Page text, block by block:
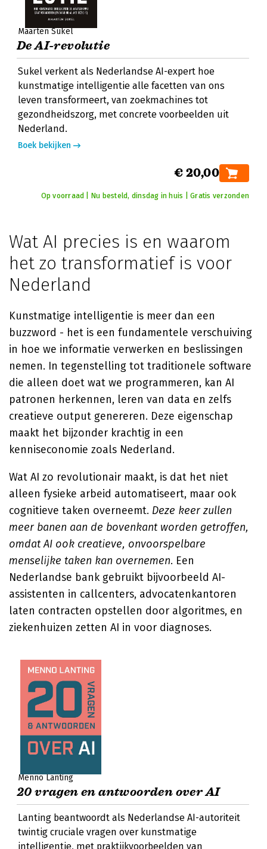
Maarten Sukel
De AI-revolutie
Sukel verkent als Nederlandse AI-expert hoe
kunstmatige intelligentie alle facetten van ons
leven transformeert, van zoekmachines tot
gezondheidszorg, met concrete voorbeelden uit
Nederland.
Boek bekijken
€ 20,00
Op voorraad | Nu besteld, dinsdag in huis | Gratis verzonden
Wat AI precies is en waarom
het zo transformatief is voor
Nederland
Kunstmatige intelligentie is meer dan een
buzzword - het is een fundamentele verschuiving
in hoe we informatie verwerken en beslissingen
nemen. In tegenstelling tot traditionele software
die alleen doet wat we programmeren, kan AI
patronen herkennen, leren van data en zelfs
creatieve output genereren. Deze eigenschap
maakt het bijzonder krachtig in een
kenniseconomie zoals Nederland.
Wat AI zo revolutionair maakt, is dat het niet
alleen fysieke arbeid automatiseert, maar ook
cognitieve taken overneemt. Deze keer zullen
meer banen aan de bovenkant worden getroffen,
omdat AI ook creatieve, onvoorspelbare
menselijke taken kan overnemen. Een
Nederlandse bank gebruikt bijvoorbeeld AI-
assistenten in callcenters, advocatenkantoren
laten contracten opstellen door algoritmes, en
ziekenhuizen zetten AI in voor diagnoses.
Menno Lanting
20 vragen en antwoorden over AI
Lanting beantwoordt als Nederlandse AI-autoriteit
twintig cruciale vragen over kunstmatige
intelligentie, met praktijkvoorbeelden van